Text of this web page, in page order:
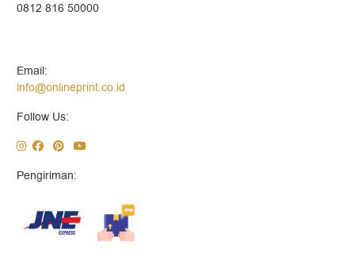
0812 816 50000
Email:
info@onlineprint.co.id
Follow Us:
Pengiriman: